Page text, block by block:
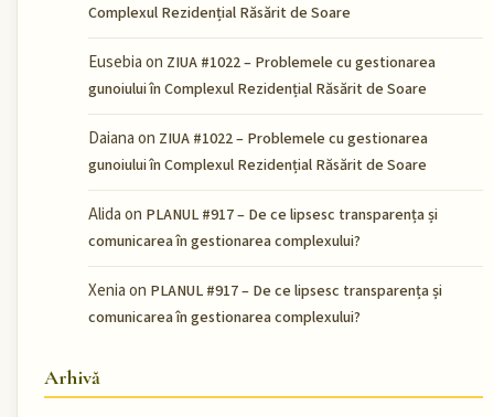
Complexul Rezidențial Răsărit de Soare
Eusebiaon ZIUA #1022 – Problemele cu gestionarea
gunoiului în Complexul Rezidențial Răsărit de Soare
Daianaon ZIUA #1022 – Problemele cu gestionarea
gunoiului în Complexul Rezidențial Răsărit de Soare
Alidaon PLANUL #917 – De ce lipsesc transparența și
comunicarea în gestionarea complexului?
Xeniaon PLANUL #917 – De ce lipsesc transparența și
comunicarea în gestionarea complexului?
Arhivă